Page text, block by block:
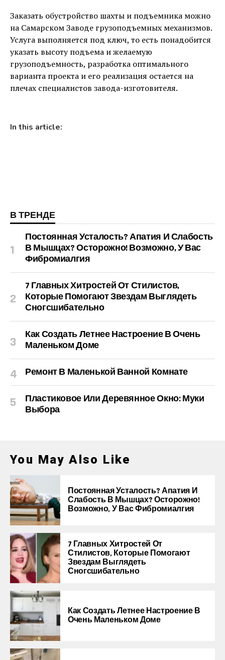
Заказать обустройство шахты и подъемника можно
на Самарском Заводе грузоподъемных механизмов.
Услуга выполняется под ключ, то есть понадобится
указать высоту подъема и желаемую
грузоподъемность, разработка оптимального
варианта проекта и его реализация остается на
плечах специалистов завода-изготовителя.
In this article:
В ТРЕНДЕ
Постоянная Усталость? Апатия И Слабость
В Мышцах? Осторожно! Возможно, У Вас
Фибромиалгия
7 Главных Хитростей От Стилистов,
Которые Помогают Звездам Выглядеть
Сногсшибательно
Как Создать Летнее Настроение В Очень
Маленьком Доме
Ремонт В Маленькой Ванной Комнате
Пластиковое Или Деревянное Окно: Муки
Выбора
You May Also Like
Постоянная Усталость? Апатия И
Слабость В Мышцах? Осторожно!
Возможно, У Вас Фибромиалгия
7 Главных Хитростей От
Стилистов, Которые Помогают
Звездам Выглядеть
Сногсшибательно
Как Создать Летнее Настроение В
Очень Маленьком Доме